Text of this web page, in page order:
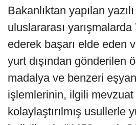
Bakanlıktan yapılan
uluslararası
ederek başarı elde eden
yurt dışından gönderilen
madalya ve benzeri
işlemlerinin, ilgili mevzuat
kolaylaştırılmış usullerle